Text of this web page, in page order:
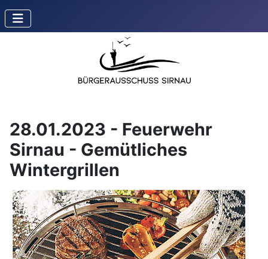
28.01.2023 - Feuerwehr
Sirnau - Gemütliches
Wintergrillen